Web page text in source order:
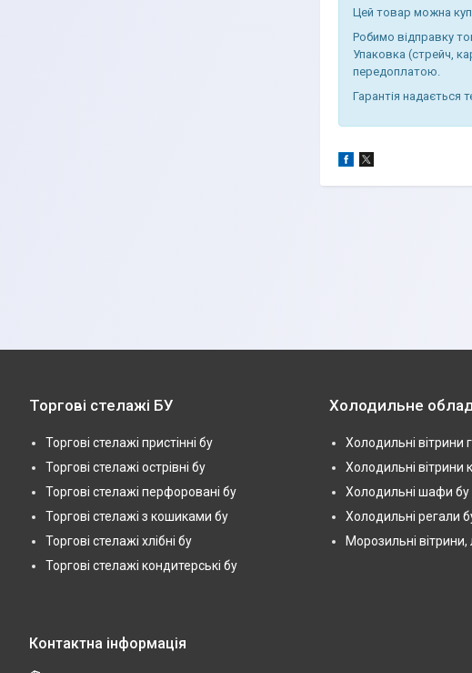
Цей товар можна
Робимо відправку
Упаковка (стрейч,
передоплатою.
Гарантія надається
Торгові стелажі БУ
Торгові стелажі пристінні бу
Торгові стелажі острівні бу
Торгові стелажі перфоровані бу
Торгові стелажі з кошиками бу
Торгові стелажі хлібні бу
Торгові стелажі кондитерські бу
Холодильне
Холодильні вітрини
Холодильні вітрини
Холодильні шафи бу
Холодильні регали
Морозильні вітрини,